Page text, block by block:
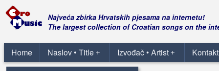
Najveća zbirka Hrvatskih pjesama na internetu!
The largest collection of Croatian songs on the
Home +
Naslov • Title +
Izvođač • Artist
Benc, Ivan
Beni, Claudia